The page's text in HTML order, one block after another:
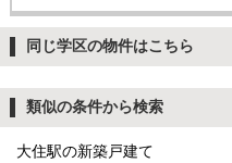
同じ学区の物件はこちら
類似の条件から検索
大住駅の新築戸建て